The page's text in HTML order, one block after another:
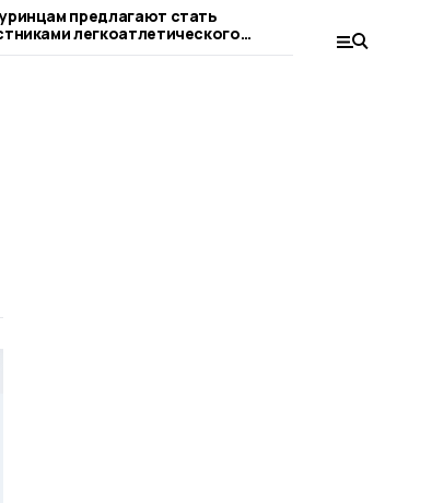
предлагают стать
легкоатлетического
провели
следж-хоккею